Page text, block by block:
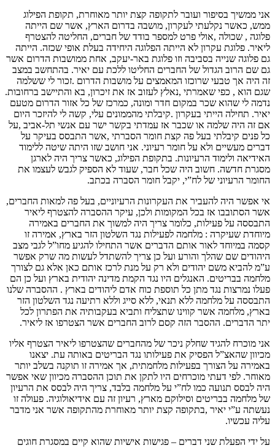
אני ממשיך בסיפור ועובר לתקופה קצת יותר מאוחרת, תקופת הפילוג
ממש, כאשר נקלעתי לעקרון, מושבה בדרום הארץ, אשר שם הייתה
פלוגה , שכולה ,אולי פרט למספר בודד של חברים, החליטה להצטרף
ליאיר. פלוגת עקרון לא הייתה הפלוגה היחידה בעלת אופי שכזה. הייתה
גם פלוגה שנייה בסביבה וזו פלוגת באר-יעקב, אחת ממושבות הדרום אשר
גם שם הרוב הגדול של החברים החליטו ללכת עם יאיר. בהתחשב במצב
זה היה אך טבעי שרוכזו המאמצים על מושבות הדרום .זכור לי ששלמה
שגם הוא , כפי שאמרתי ,נאלץ לעזוב אז את זיכרון, בא והתיישב ברחובות.
נדמה לי שהוא שכר במקום חדר ומונה, כמרכז של כל אזור הדרום מטעם
יאיר. תחילה הייתי בעקרון .קיבלתי מהממונים עלי, קשה לי להיזכר היום
אם זה היה שלמה או שכבר אז עמדתי בקשר ישר עם אנשי תל-אביב ,על
כל פנים קיבלתי בעל פה קצת חומר הסברתי ,אשר התבסס בעיקר על
דברים מעשיים ולא על חומר רעיוני. אני חושב שזו היתה שיטה ללימוד
האידיאה ולימוד הרעיונות. בתקופת הפילוג, כאשר צריך היה לארגן
מסגרת חדשה. חשוב היה שכל חבר, שעוד לא הספיק לגבש לעצמו את
החומר הרעיוני של לח”י, יקבל חומר הסברה בכתב.
אי אפשר היה להעביר את העקרונות הרעיוניים, בעל פה למאות החברים,
אשר הסתובבו אז בכל המקומות ולכן, עיקר ההסברה להצטרף ליאיר
התבססה על פעילות, כלומר צריך היה למשוך את החברים באמירה
מיוחדת שעיקרה : מלחמה לפעילות נגד השלטון הזר בארץ, אמירה זו
קסמה במיוחד לאור אותם הדברים אשר התחילו להגיע מחו”ל לגבי מצב
היהודים שם שהלך והורע ועל כן צריך להשתדל לעשות מה שרק אפשר
ע”מ להביא משם יהודים ולא רק על מנת לרכז אותם כאן אלא גם לצורך
מלחמה בבריטים. האנגלים היו נגד הקמת מדינה יהודית בארץ ועל כן הם
פעלו נמרצות נגד מתן כל תוספת כוח אדם ליהודים בארץ . ההסברה שלנו
התבססה על מלחמה ללא תנאי, ללא סייג וללא רתיעה נגד השלטון הזר
בארץ, מלחמה אשר קווינו שתצליח ותביא בעקבותיה את הפתרון לכל
יתר הדברים. ההסבר הזה קסם לרוב החברים אשר הצטרפו אז ליאיר.
אני מוכרח להגיד שחלק ניכר של מהחברים שהצטרפו ליאיר הצטרף אליו
מכיוון שהאצ”ל הפסיק את פעילותו נגד הבריטים באותה עת. יצאנו
באמירה על הצורך בפעילות מלחמתית, אך אמירה זו תוקנה בשלב יותר
מאוחר. לפי דעתי מוכרחים היו לתקן את תוכן ההסברה מכיוון שאי אפשר
היה לבסס תנועה כמו לח”י על מלחמה בלבד, צריך היה לבסס את הרעיון
של מלחמה בבריטים וסילוקם מארץ, רעיון זה עם אידיאולוגיה. פעולה זו
נעשתה ע”י יאיר ,בתקופה קצת יותר מאוחרת מהתקופה אשר אני מדבר
עליה עכשיו.
על ידי הפעלת שני דברים – פגישות אישיות שהוא קיים במסגרת חוגים